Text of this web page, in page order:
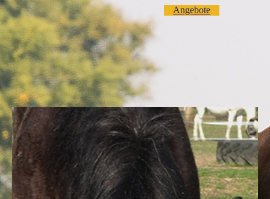
Angebote